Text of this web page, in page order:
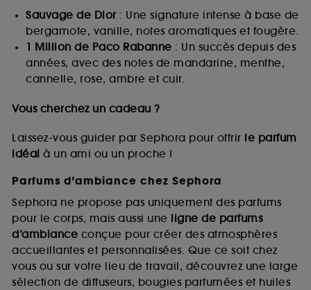
Sauvage de Dior: Une signature intense à base de
bergamote, vanille, notes aromatiques et fougère.
1 Million de Paco Rabanne : Un succès depuis des
années, avec des notes de mandarine, menthe,
cannelle, rose, ambre et cuir.
Vous cherchez un cadeau ?
Laissez-vous guider par Sephora pour offrir le parfum
idéal à un ami ou un proche !
Parfums d’ambiance chez Sephora
Sephora ne propose pas uniquement des parfums
pour le corps, mais aussi une ligne de parfums
d’ambiance conçue pour créer des atmosphères
accueillantes et personnalisées. Que ce soit chez
vous ou sur votre lieu de travail, découvrez une large
sélection de diffuseurs, bougies parfumées et huiles